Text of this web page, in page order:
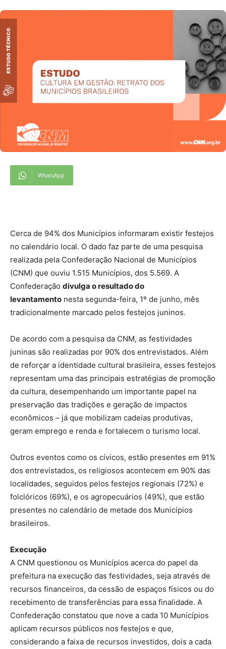
WhatsApp
Cerca de 94% dos Municípios informaram existir festejos
no calendário local. O dado faz parte de uma pesquisa
realizada pela Confederação Nacional de Municípios
(CNM) que ouviu 1.515 Municípios, dos 5.569. A
Confederação divulga o resultado do
levantamento nesta segunda-feira, 1º de junho, mês
tradicionalmente marcado pelos festejos juninos.
De acordo com a pesquisa da CNM, as festividades
juninas são realizadas por 90% dos entrevistados. Além
de reforçar a identidade cultural brasileira, esses festejos
representam uma das principais estratégias de promoção
da cultura, desempenhando um importante papel na
preservação das tradições e geração de impactos
econômicos – já que mobilizam cadeias produtivas,
geram emprego e renda e fortalecem o turismo local.
Outros eventos como os cívicos, estão presentes em 91%
dos entrevistados, os religiosos acontecem em 90% das
localidades, seguidos pelos festejos regionais (72%) e
folclóricos (69%), e os agropecuários (49%), que estão
presentes no calendário de metade dos Municípios
brasileiros.
Execução
A CNM questionou os Municípios acerca do papel da
prefeitura na execução das festividades, seja através de
recursos financeiros, da cessão de espaços físicos ou do
recebimento de transferências para essa finalidade. A
Confederação constatou que nove a cada 10 Municípios
aplicam recursos públicos nos festejos e que,
considerando a faixa de recursos investidos, dois a cada